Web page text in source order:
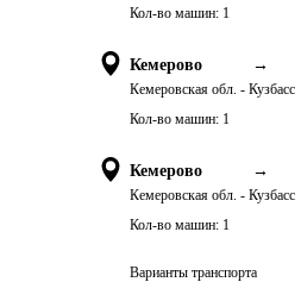
Кол-во машин: 1
Кемерово →
Кемеровская обл. - Кузбасс
Кол-во машин: 1
Кемерово →
Кемеровская обл. - Кузбасс
Кол-во машин: 1
Варианты транспорта